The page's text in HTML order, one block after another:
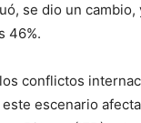
se dio un
46%.
conflictos
escenario